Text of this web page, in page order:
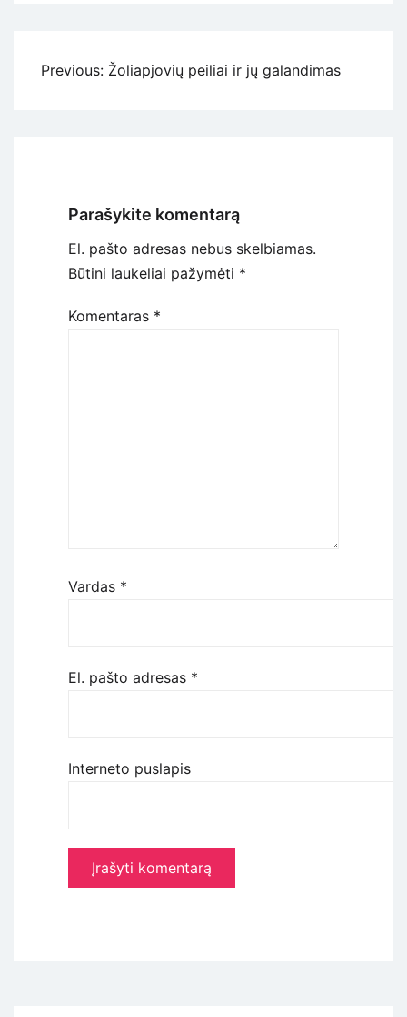
Navigacija
Previous: Žoliapjovių peiliai ir jų galandimas
Parašykite komentarą
El. pašto adresas nebus skelbiamas.
Būtini laukeliai pažymėti *
Komentaras *
Vardas *
El. pašto adresas *
Interneto puslapis